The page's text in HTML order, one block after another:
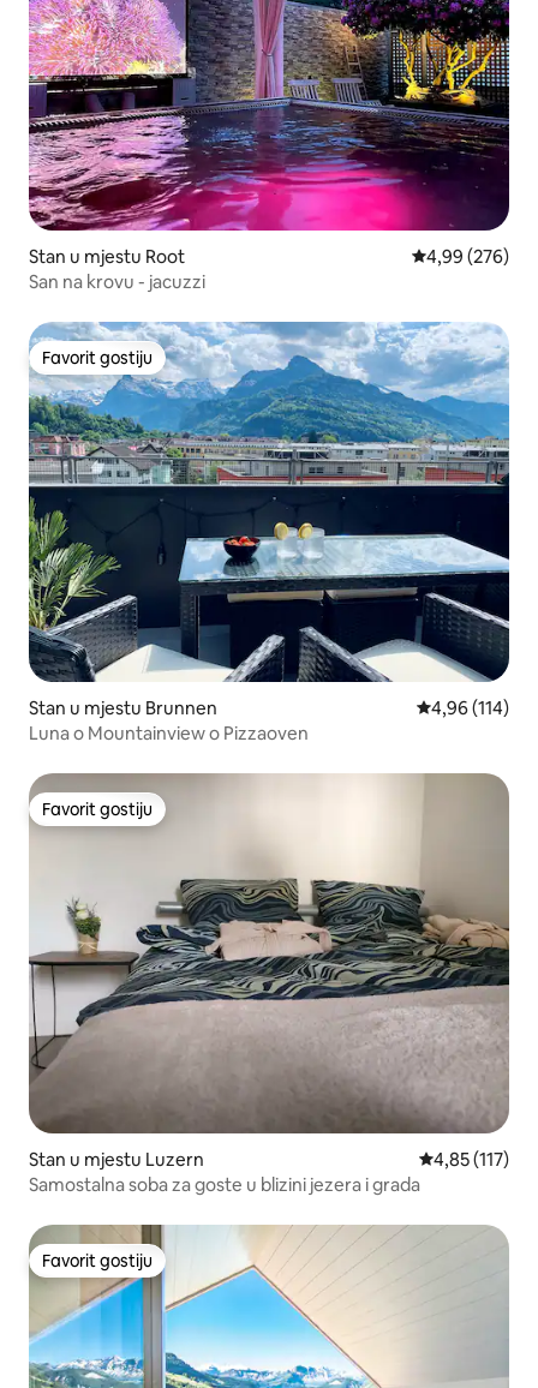
Stan u mjestu Root Prosječna
4,99 (276)
San na krovu - jacuzzi
Favorit gostiju
Favorit gostiju
Stan u mjestu Brunnen Prosječna
4,96 (114)
Luna o Mountainview o Pizzaoven
Favorit gostiju
Favorit gostiju
Stan u mjestu Luzern Prosječna
4,85 (117)
Samostalna soba za goste u blizini jezera i grada
Favorit gostiju
Favorit gostiju